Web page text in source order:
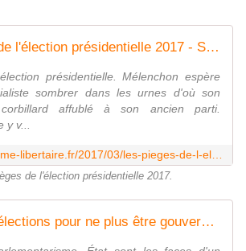
★ Les pièges de l'élection présidentielle 2017 - Socialisme libertaire
présidentielle. Mélenchon espère
sombrer dans les urnes d'où son
affublé à son ancien parti.
v...
de l'élection présidentielle 2017.
★ Rejeter les élections pour ne plus être gouverné-e-s - Socialisme libertaire